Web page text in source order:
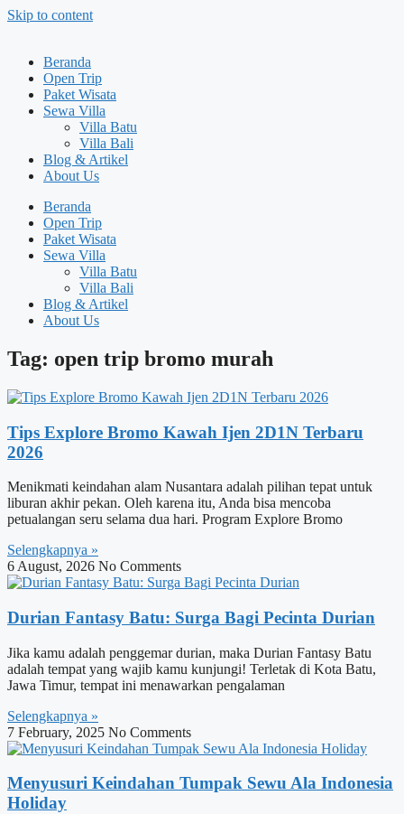
Skip to content
Beranda
Open Trip
Paket Wisata
Sewa Villa
Villa Batu
Villa Bali
Blog & Artikel
About Us
Beranda
Open Trip
Paket Wisata
Sewa Villa
Villa Batu
Villa Bali
Blog & Artikel
About Us
Tag: open trip bromo murah
Tips Explore Bromo Kawah Ijen 2D1N Terbaru
2026
Menikmati keindahan alam Nusantara adalah pilihan tepat untuk
liburan akhir pekan. Oleh karena itu, Anda bisa mencoba
petualangan seru selama dua hari. Program Explore Bromo
Selengkapnya »
6 August, 2026 No Comments
Durian Fantasy Batu: Surga Bagi Pecinta Durian
Jika kamu adalah penggemar durian, maka Durian Fantasy Batu
adalah tempat yang wajib kamu kunjungi! Terletak di Kota Batu,
Jawa Timur, tempat ini menawarkan pengalaman
Selengkapnya »
7 February, 2025 No Comments
Menyusuri Keindahan Tumpak Sewu Ala Indonesia
Holiday